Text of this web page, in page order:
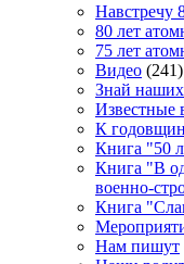
Навстречу
80 лет
75 лет
Видео (241)
Знай
К
Книга "50
Книга "В
военно-
Книга
Нам пишут